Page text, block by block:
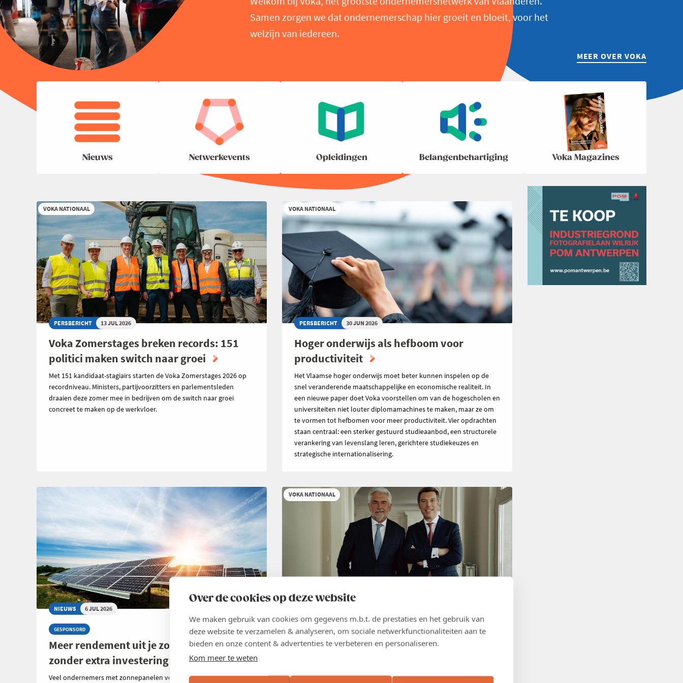
Over de cookies op deze website
We maken gebruik van cookies om gegevens m.b.t. de prestaties en het gebruik van
deze website te verzamelen & analyseren, om sociale netwerkfunctionaliteiten aan te
bieden en onze content & advertenties te verbeteren en personaliseren.
Kom meer te weten
Samen zorgen we dat ondernemerschap hier groeit en bloeit, voor het
welzijn van iedereen.
MEER OVER VOKA
Nieuws Netwerkevents Opleidingen Belangenbehartiging Voka Magazines
VOKA NATIONAAL
PERSBERICHT 13 JUL 2026
Voka Zomerstages breken records: 151
politici maken switch naar groei
Met 151 kandidaat-stagiairs starten de Voka Zomerstages 2026 op
recordniveau. Ministers, partijvoorzitters en parlementsleden
draaien deze zomer mee in bedrijven om de switch naar groei
concreet te maken op de werkvloer.
VOKA NATIONAAL
PERSBERICHT 30 JUN 2026
Hoger onderwijs als hefboom voor
productiviteit
Het Vlaamse hoger onderwijs moet beter kunnen inspelen op de
snel veranderende maatschappelijke en economische realiteit. In
een nieuwe paper doet Voka voorstellen om van de hogescholen en
universiteiten niet louter diplomamachines te maken, maar ze om
te vormen tot hefbomen voor meer productiviteit. Vier opdrachten
staan centraal: een sterker gestuurd studieaanbod, een structurele
verankering van levenslang leren, gerichtere studiekeuzes en
strategische internationalisering.
NIEUWS 6 JUL 2026
GESPONSORD
Meer rendement uit je zonnepanelen,
zonder extra investering
Veel ondernemers met zonnepanelen vergelijken zorgvuldig hun
VOKA NATIONAAL
Groei creëer je niet met nieuwe
belastingen